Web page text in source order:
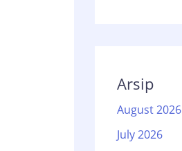
Arsip
August 2026
July 2026